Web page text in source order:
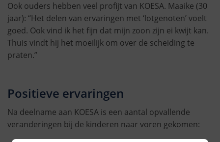
Ook ouders hebben veel profijt van KOESA. Maaike (30
jaar): “Het delen van ervaringen met ‘lotgenoten’ voelt
goed. Ook vind ik het fijn dat mijn zoon zijn ei kwijt kan.
Thuis vindt hij het moeilijk om over de scheiding te
praten.”
Positieve ervaringen
Na deelname aan KOESA is een aantal opvallende
veranderingen bij de kinderen naar voren gekomen: